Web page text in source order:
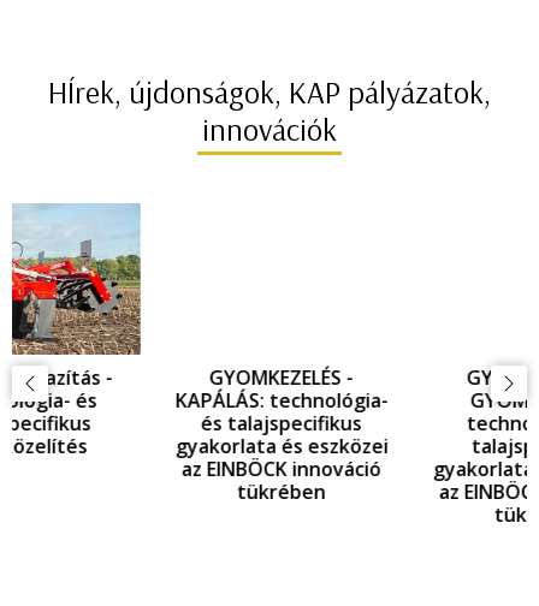
HÍrek, újdonságok, KAP pályázatok,
innovációk
GYOMKEZELÉS -
KAPÁLÁS: technológia-
és talajspecifikus
gyakorlata és eszközei
az EINBÖCK innováció
GYOMKEZELÉS -
GYOMFÉSÜLÉS:
technológia- és
talajspecifikus
gyakorlata és eszközei
az EINBÖCK innováció